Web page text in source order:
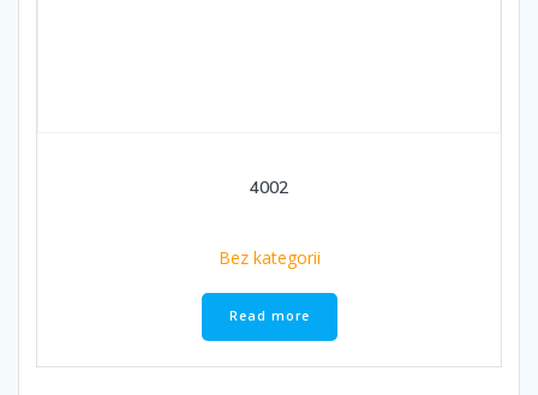
4002
Bez kategorii
Read more